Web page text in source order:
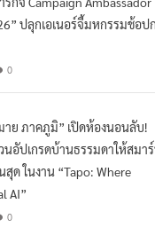
ปลุกเอเนอร์จี้มหกรรมช้อปก
วนอัปเกรดบ้านธรรมดาให้สมาร์ท
สุด ในงาน “Tapo: Where
AI”